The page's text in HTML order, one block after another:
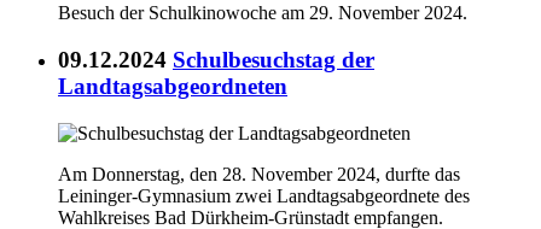
Besuch der Schulkinowoche am 29. November 2024.
09.12.2024 Schulbesuchstag der
Landtagsabgeordneten
Am Donnerstag, den 28. November 2024, durfte das
Leininger-Gymnasium zwei Landtagsabgeordnete des
Wahlkreises Bad Dürkheim-Grünstadt empfangen.